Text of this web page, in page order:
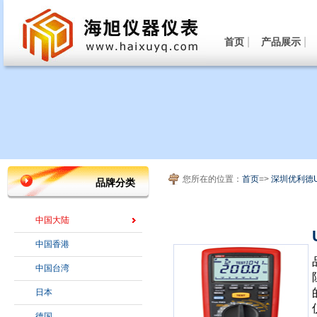
首页 产品展示
品牌分类
中国大陆
中国香港
中国台湾
日本
您所在的位置： 首页=> 深圳优利德